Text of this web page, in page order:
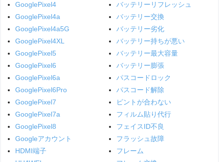
GooglePixel4
GooglePixel4a
GooglePixel4a5G
GooglePixel4XL
GooglePixel5
GooglePixel6
GooglePixel6a
GooglePixel6Pro
GooglePixel7
GooglePixel7a
GooglePixel8
Googleアカウント
HDMI端子
バッテリーリフレッシュ
バッテリー交換
バッテリー劣化
バッテリー持ちが悪い
バッテリー最大容量
バッテリー膨張
パスコードロック
パスコード解除
ピントが合わない
フィルム貼り代行
フェイスID不良
フラッシュ故障
フレーム